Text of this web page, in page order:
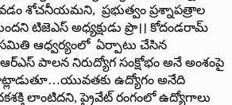
శోచనీయమని, ప్రభుత్వం ప్రశ్నాపత్రాల
టిజెఎస్‌ అధ్యక్షుడు ప్రొ।। కోదండరామ్‌
ఆధ్వర్యంలో ఏర్పాటు చేసిన
‌పాలన నిరుద్యోగ సంక్షోభం అనే అంశంపై
ఉద్యోగం అనేది
లాంటిదని, ప్రైవేట్‌ ‌రంగంలో ఉద్యోగాలు